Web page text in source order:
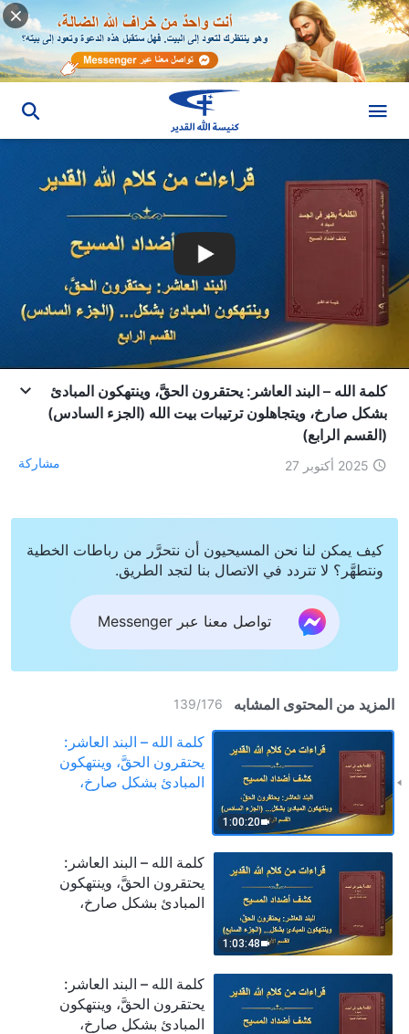
كلمة الله – البند العاشر: يحتقرون الحقَّ، وينتهكون المبادئ
بشكل صارخ، ويتجاهلون ترتيبات بيت الله (الجزء السادس)
(القسم الرابع)
2025 أكتوبر 27 مشاركة
كيف يمكن لنا نحن المسيحيون أن نتحرَّر من رباطات الخطية
ونتطهَّر؟ لا تتردد في الاتصال بنا لتجد الطريق.
تواصل معنا عبر Messenger
المزيد من المحتوى المشابه 139/176
1:00:20
كلمة الله – البند العاشر:
يحتقرون الحقَّ، وينتهكون
المبادئ بشكل صارخ،
1:03:48
كلمة الله – البند العاشر:
يحتقرون الحقَّ، وينتهكون
المبادئ بشكل صارخ،
كلمة الله – البند العاشر:
يحتقرون الحقَّ، وينتهكون
المبادئ بشكل صارخ،